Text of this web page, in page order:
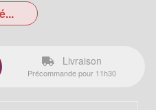
Livraison
Précommande pour 11h30